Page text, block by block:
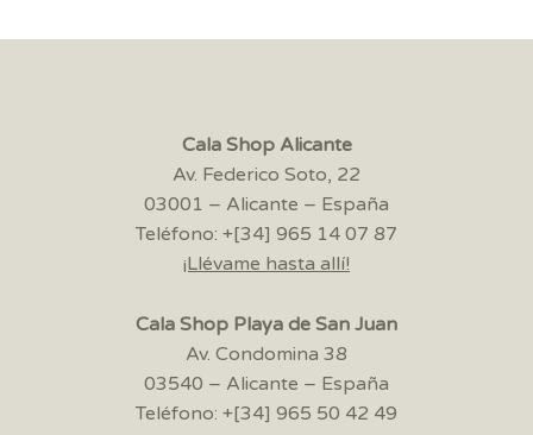
Cala Shop Alicante
Av. Federico Soto, 22
03001 – Alicante – España
Teléfono: +[34] 965 14 07 87
¡Llévame hasta allí!
Cala Shop Playa de San Juan
Av. Condomina 38
03540 – Alicante – España
Teléfono: +[34] 965 50 42 49